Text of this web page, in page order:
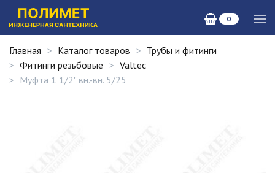
0
Главная Каталог товаров
Трубы и фитинги
Фитинги резьбовые
Valtec
Муфта 1 1/2" вн.-вн. 5/25